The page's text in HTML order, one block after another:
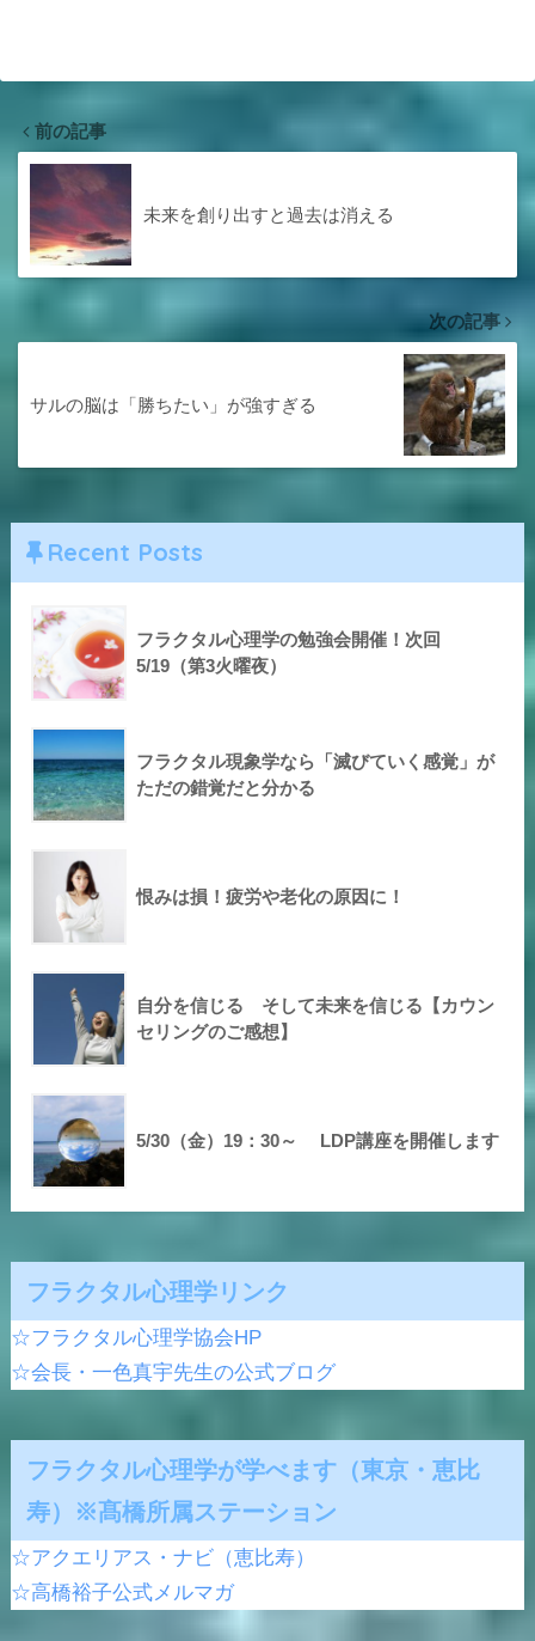
前の記事
未来を創り出すと過去は消える
次の記事
サルの脳は「勝ちたい」が強すぎる
Recent Posts
フラクタル心理学の勉強会開催！次回
5/19（第3火曜夜）
フラクタル現象学なら「滅びていく感覚」が
ただの錯覚だと分かる
恨みは損！疲労や老化の原因に！
自分を信じる そして未来を信じる【カウン
セリングのご感想】
5/30（金）19：30～ LDP講座を開催します
フラクタル心理学リンク
☆フラクタル心理学協会HP
☆会長・一色真宇先生の公式ブログ
フラクタル心理学が学べます（東京・恵比
寿）※髙橋所属ステーション
☆アクエリアス・ナビ（恵比寿）
☆高橋裕子公式メルマガ